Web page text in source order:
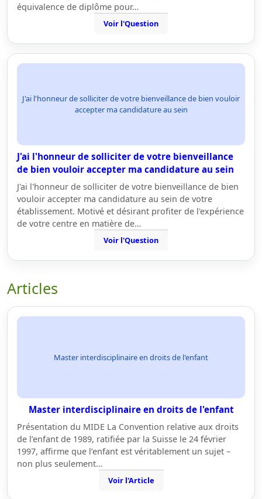
équivalence de diplôme pour…
Voir l'Question
J'ai l'honneur de solliciter de votre bienveillance de bien vouloir
accepter ma candidature au sein
J'ai l'honneur de solliciter de votre bienveillance
de bien vouloir accepter ma candidature au sein
J'ai l'honneur de solliciter de votre bienveillance de bien
vouloir accepter ma candidature au sein de votre
établissement. Motivé et désirant profiter de l'expérience
de votre centre en matière de…
Voir l'Question
Articles
Master interdisciplinaire en droits de l'enfant
Master interdisciplinaire en droits de l'enfant
Présentation du MIDE La Convention relative aux droits
de l’enfant de 1989, ratifiée par la Suisse le 24 février
1997, affirme que l’enfant est véritablement un sujet –
non plus seulement…
Voir l'Article